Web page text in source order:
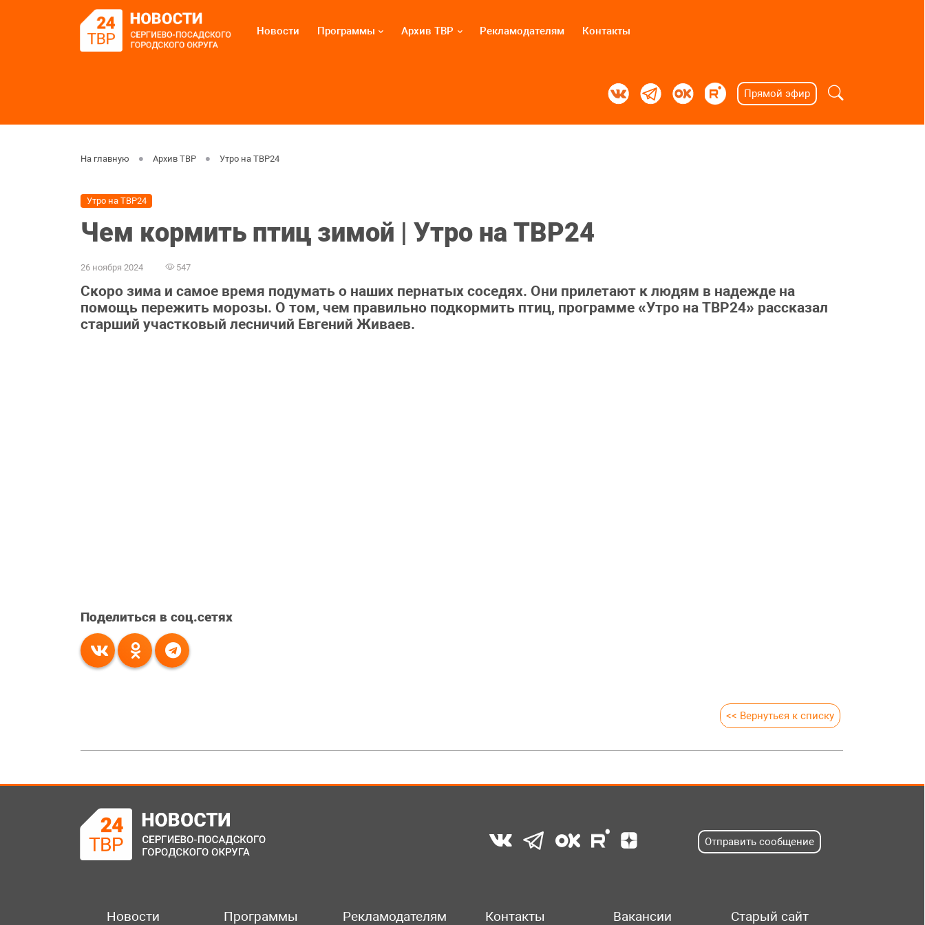
Новости Программы Архив ТВР Рекламодателям Контакты
Прямой эфир
На главную Архив ТВР Утро на ТВР24
Утро на ТВР24
Чем кормить птиц зимой | Утро на ТВР24
26 ноября 2024 547
Скоро зима и самое время подумать о наших пернатых соседях. Они прилетают к людям в надежде на
помощь пережить морозы. О том, чем правильно подкормить птиц, программе «Утро на ТВР24» рассказал
старший участковый лесничий Евгений Живаев.
Поделиться в соц.сетях
<< Вернуться к списку
Отправить сообщение
Новости Программы Рекламодателям Контакты Вакансии Старый сайт